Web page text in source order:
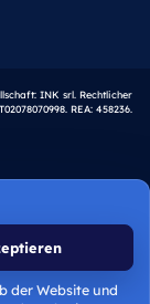
INK srl. Rechtlicher
REA: 458236.
der Website und